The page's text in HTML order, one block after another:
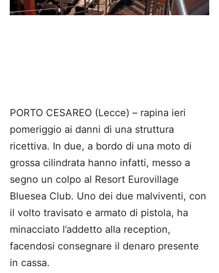
PORTO CESAREO (Lecce) – rapina ieri
pomeriggio ai danni di una struttura
ricettiva. In due, a bordo di una moto di
grossa cilindrata hanno infatti, messo a
segno un colpo al Resort Eurovillage
Bluesea Club. Uno dei due malviventi, con
il volto travisato e armato di pistola, ha
minacciato l’addetto alla reception,
facendosi consegnare il denaro presente
in cassa.